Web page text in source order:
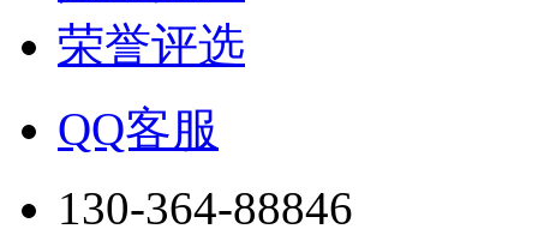
荣誉评选
QQ客服
130-364-88846